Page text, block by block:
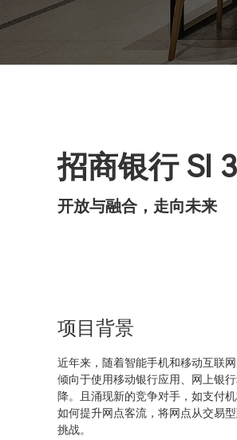
招商银行 SI
开放与融合，走向未来
项目背景
近年来，随着智能手机和移动互联
倾向于使用移动银行应用、网上银
降。且涌现新的竞争对手，如支付
如何提升网点客流，将网点从交易
挑战。